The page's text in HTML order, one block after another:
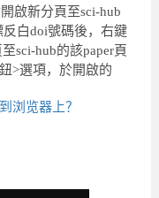
啟新分頁至sci-hub
反白doi號碼後，右鍵
sci-hub的該paper頁
>選項，於開啟的
浏览器上？